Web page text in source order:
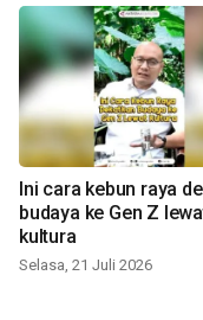
Ini cara kebun raya
budaya ke Gen Z
kultura
Selasa, 21 Juli 2026